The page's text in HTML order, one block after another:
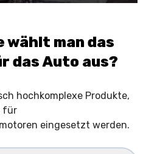
wählt man das
das Auto aus?
hochkomplexe Produkte,
für
eingesetzt werden.